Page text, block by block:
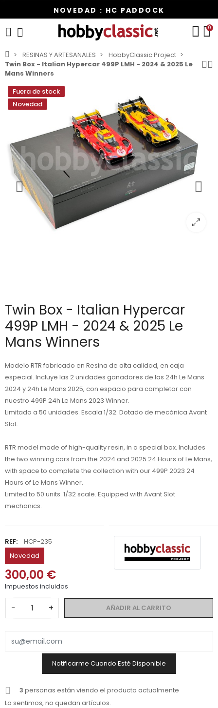
NOVEDAD : HC PADDOCK
0
RESINAS Y ARTESANALES
HobbyClassic Project
Twin Box - Italian Hypercar 499P LMH - 2024 & 2025 Le
Mans Winners
Fuera de stock
Novedad
Twin Box - Italian Hypercar
499P LMH - 2024 & 2025 Le
Mans Winners
Modelo RTR fabricado en Resina de alta calidad, en caja
especial. Incluye las 2 unidades ganadores de las 24h Le Mans
2024 y 24h Le Mans 2025, con espacio para completar con
nuestro 499P 24h Le Mans 2023 Winner.
Limitado a 50 unidades. Escala 1/32. Dotado de mecánica Avant
Slot.
RTR model made of high-quality resin, in a special box. Includes
the two winning cars from the 2024 and 2025 24 Hours of Le Mans,
with space to complete the collection with our 499P 2023 24
Hours of Le Mans Winner.
Limited to 50 units. 1/32 scale. Equipped with Avant Slot
mechanics.
REF:
HCP-235
Novedad
300,00 €
Impuestos incluidos
− + AÑADIR AL CARRITO
Notificarme Cuando Esté Disponible
3 personas están viendo el producto actualmente
Lo sentimos, no quedan artículos.